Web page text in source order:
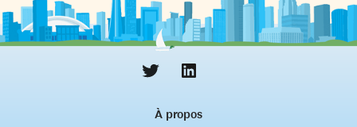
À propos